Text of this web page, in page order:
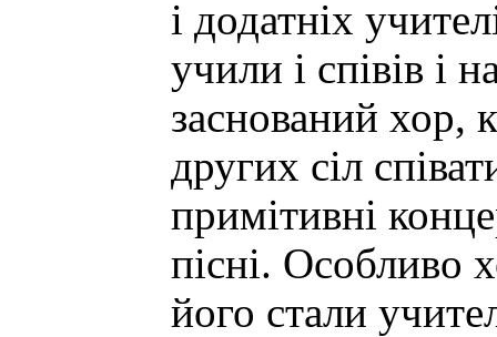
і додатніх
учили і співів і
заснований хор,
других сіл
примітивні
пісні. Особливо
його стали